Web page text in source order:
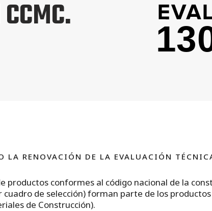
LA RENOVACIÓN DE LA EVALUACIÓN
conformes al código nacional de la
de selección) forman parte de los
de Construcción).